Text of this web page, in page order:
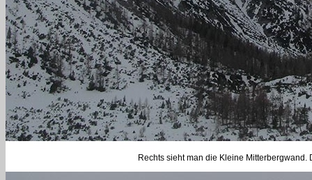
Rechts sieht man die Kleine